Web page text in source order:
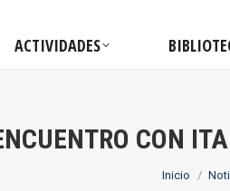
ACTIVIDADES
CON
Estás aquí:
Inicio